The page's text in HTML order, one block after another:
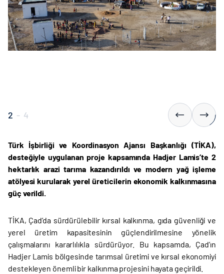
2 - 4
Türk İşbirliği ve Koordinasyon Ajansı Başkanlığı (TİKA),
desteğiyle uygulanan proje kapsamında Hadjer Lamis’te 2
hektarlık arazi tarıma kazandırıldı ve modern yağ işleme
atölyesi kurularak yerel üreticilerin ekonomik kalkınmasına
güç verildi.
TİKA, Çad’da sürdürülebilir kırsal kalkınma, gıda güvenliği ve
yerel üretim kapasitesinin güçlendirilmesine yönelik
çalışmalarını kararlılıkla sürdürüyor. Bu kapsamda, Çad’ın
Hadjer Lamis bölgesinde tarımsal üretimi ve kırsal ekonomiyi
destekleyen önemli bir kalkınma projesini hayata geçirildi.